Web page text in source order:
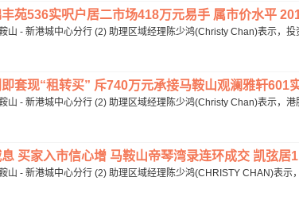
苑536实呎户居二市场418万元易手 属市价水平
山 - 新港城中心分行 (2) 助理区域经理陈少鸿(Christy Chan)表示，
套现“租转买” 斥740万元承接马鞍山观澜雅轩601
山 - 新港城中心分行 (2) 助理区域经理陈少鸿(Christy Chan)表示，
买家入市信心增 马鞍山帝琴湾录连环成交 凯弦居
山 - 新港城中心分行 (2) 助理区域经理陈少鸿(CHRISTY CHAN)表